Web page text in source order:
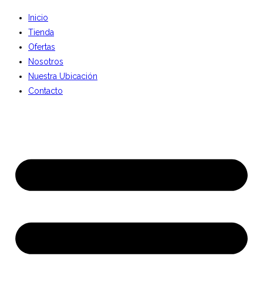
Inicio
Tienda
Ofertas
Nosotros
Nuestra Ubicación
Contacto